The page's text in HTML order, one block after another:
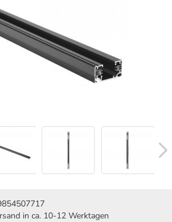
in ca. 10-12 Werktagen